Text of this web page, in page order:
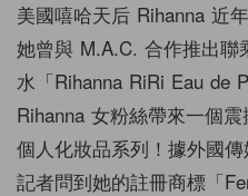
美國嘻哈天后 Rihanna 近
她曾與 M.A.C. 合作推出聯
水「Rihanna RiRi Eau de
Rihanna 女粉絲帶來一個
個人化妝品系列！據外國
記者問到她的註冊商標「